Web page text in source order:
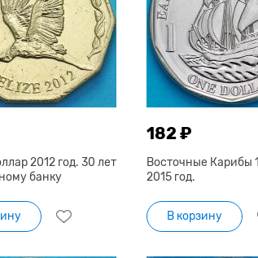
2012 год. 30 лет
банку
182 ₽
Восточные Карибы
2015 год.
В корзину